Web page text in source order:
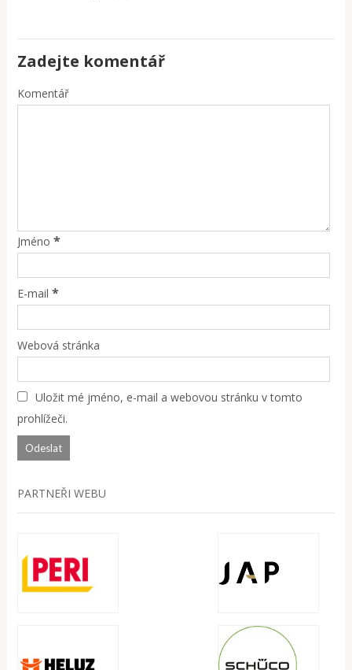
Zadejte komentář
Komentář
Jméno *
E-mail *
Webová stránka
Uložit mé jméno, e-mail a webovou stránku v tomto
prohlížeči.
PARTNEŘI WEBU